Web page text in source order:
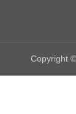
Copyright